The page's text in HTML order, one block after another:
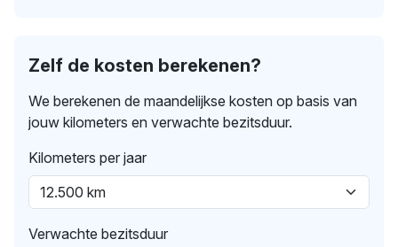
Zelf de kosten berekenen?
We berekenen de maandelijkse kosten op basis van
jouw kilometers en verwachte bezitsduur.
Kilometers per jaar
Verwachte bezitsduur